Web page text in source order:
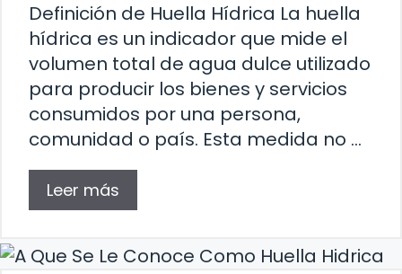
Definición de Huella Hídrica La huella
hídrica es un indicador que mide el
volumen total de agua dulce utilizado
para producir los bienes y servicios
consumidos por una persona,
comunidad o país. Esta medida no …
Leer más